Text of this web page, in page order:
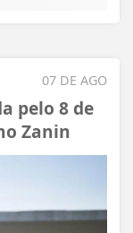
07 DE AGO
pelo 8 de
Zanin
sua
o acesso,
nossos Termos